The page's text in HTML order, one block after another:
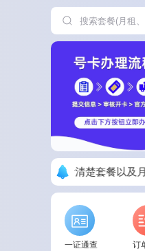
下单请看清楚套餐以及
一证通查 订